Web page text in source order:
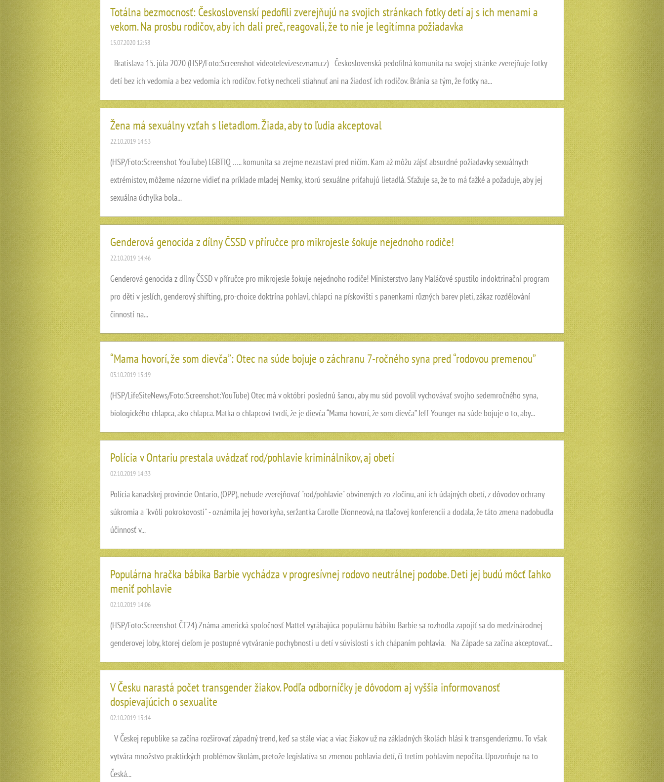
Totálna bezmocnosť: Československí pedofili zverejňujú na svojich stránkach fotky detí aj s ich menami a
vekom. Na prosbu rodičov, aby ich dali preč, reagovali, že to nie je legitímna požiadavka
15.07.2020 12:58
Bratislava 15. júla 2020 (HSP/Foto:Screenshot videotelevizeseznam.cz) Československá pedofilná komunita na svojej stránke zverejňuje fotky
detí bez ich vedomia a bez vedomia ich rodičov. Fotky nechceli stiahnuť ani na žiadosť ich rodičov. Bránia sa tým, že fotky na...
Žena má sexuálny vzťah s lietadlom. Žiada, aby to ľudia akceptoval
22.10.2019 14:53
(HSP/Foto:Screenshot YouTube) LGBTIQ ….. komunita sa zrejme nezastaví pred ničím. Kam až môžu zájsť absurdné požiadavky sexuálnych
extrémistov, môžeme názorne vidieť na príklade mladej Nemky, ktorú sexuálne priťahujú lietadlá. Sťažuje sa, že to má ťažké a požaduje, aby jej
sexuálna úchylka bola...
Genderová genocida z dílny ČSSD v příručce pro mikrojesle šokuje nejednoho rodiče!
22.10.2019 14:46
Genderová genocida z dílny ČSSD v příručce pro mikrojesle šokuje nejednoho rodiče! Ministerstvo Jany Maláčové spustilo indoktrinační program
pro děti v jeslích, genderový shifting, pro-choice doktrína pohlaví, chlapci na pískovišti s panenkami různých barev pleti, zákaz rozdělování
činností na...
“Mama hovorí, že som dievča”: Otec na súde bojuje o záchranu 7-ročného syna pred “rodovou premenou”
03.10.2019 15:19
(HSP/LifeSiteNews/Foto:Screenshot:YouTube) Otec má v októbri poslednú šancu, aby mu súd povolil vychovávať svojho sedemročného syna,
biologického chlapca, ako chlapca. Matka o chlapcovi tvrdí, že je dievča “Mama hovorí, že som dievča” Jeff Younger na súde bojuje o to, aby...
Polícia v Ontariu prestala uvádzať rod/pohlavie kriminálnikov, aj obetí
02.10.2019 14:33
Polícia kanadskej provincie Ontario, (OPP), nebude zverejňovať "rod/pohlavie" obvinených zo zločinu, ani ich údajných obetí, z dôvodov ochrany
súkromia a "kvôli pokrokovosti" - oznámila jej hovorkyňa, seržantka Carolle Dionneová, na tlačovej konferencii a dodala, že táto zmena nadobudla
účinnosť v...
Populárna hračka bábika Barbie vychádza v progresívnej rodovo neutrálnej podobe. Deti jej budú môcť ľahko
meniť pohlavie
02.10.2019 14:06
(HSP/Foto:Screenshot ČT24) Známa americká spoločnosť Mattel vyrábajúca populárnu bábiku Barbie sa rozhodla zapojiť sa do medzinárodnej
genderovej loby, ktorej cieľom je postupné vytváranie pochybnosti u detí v súvislosti s ich chápaním pohlavia. Na Západe sa začína akceptovať...
V Česku narastá počet transgender žiakov. Podľa odborníčky je dôvodom aj vyššia informovanosť
dospievajúcich o sexualite
02.10.2019 13:14
V Českej republike sa začína rozširovať západný trend, keď sa stále viac a viac žiakov už na základných školách hlási k transgenderizmu. To však
vytvára množstvo praktických problémov školám, pretože legislatíva so zmenou pohlavia detí, či tretím pohlavím nepočíta. Upozorňuje na to
Česká...